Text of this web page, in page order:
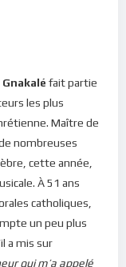
fait partie
les plus
Maître de
nombreuses
cette année,
À 51 ans
catholiques,
un peu plus
a mis sur
qui m’a appelé